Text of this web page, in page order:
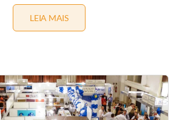
LEIA MAISP
P
E
W
I
L